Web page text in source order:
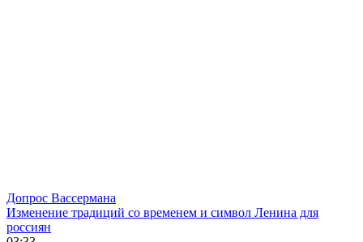
Допрос Вассермана
Изменение традиций со временем и символ Ленина для
россиян